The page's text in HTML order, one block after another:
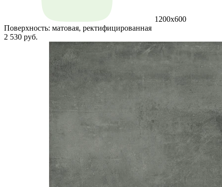
1200x600
Поверхность: матовая, ректифицированная
2 530 руб.